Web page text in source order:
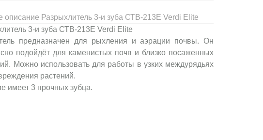
описание Разрыхлитель 3-и зуба СТВ-213Е Verdi Elite
3-и зуба СТВ-213Е Verdi Elite
предназначен для рыхления и аэрации почвы. Он
подойдёт для каменистых почв и близко посаженных
Можно использовать для работы в узких междурядьях
растений.
имеет 3 прочных зубца.